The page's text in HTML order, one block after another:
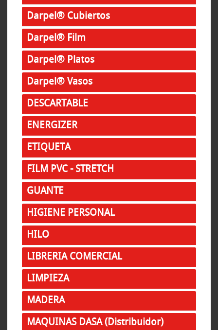
Darpel® Cubiertos
Darpel® Film
Darpel® Platos
Darpel® Vasos
DESCARTABLE
ENERGIZER
ETIQUETA
FILM PVC - STRETCH
GUANTE
HIGIENE PERSONAL
HILO
LIBRERIA COMERCIAL
LIMPIEZA
MADERA
MAQUINAS DASA (Distribuidor)